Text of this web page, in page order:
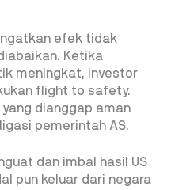
efek tidak
Ketika
meningkat, investor
flight to safety.
dianggap aman
pemerintah AS.
dan imbal hasil US
pun keluar dari negara